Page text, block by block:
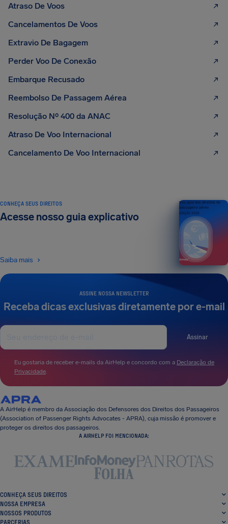
Atraso De Voos
Cancelamentos De Voos
Extravio De Bagagem
Perder Voo De Conexão
Embarque Recusado
Reembolso De Passagem Aérea
Resolução Nº 400 da ANAC
Atraso De Voo Internacional
Cancelamento De Voo Internacional
ASSINE NOSSA NEWSLETTER
Receba dicas exclusivas diretamente por e-mail
Assinar
Eu gostaria de receber e-mails da AirHelp e concordo com a Declaração de
Privacidade.
CONHEÇA SEUS DIREITOS
Acesse nosso guia explicativo
Saiba mais
Seu guia dos direitos do
passageiro aéreo
EDIÇÃO 2026
A AirHelp é membro da Associação dos Defensores dos Direitos dos Passageiros
(Association of Passenger Rights Advocates - APRA), cuja missão é promover e
proteger os direitos dos passageiros.
A AIRHELP FOI MENCIONADA:
CONHEÇA SEUS DIREITOS
NOSSA EMPRESA
NOSSOS PRODUTOS
PARCERIAS